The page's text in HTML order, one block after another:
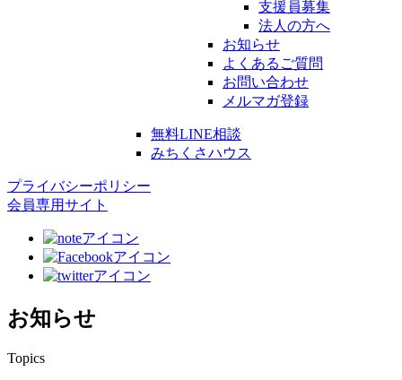
支援員募集
法人の方へ
お知らせ
よくあるご質問
お問い合わせ
メルマガ登録
無料LINE相談
みちくさハウス
プライバシーポリシー
会員専用サイト
お知らせ
Topics